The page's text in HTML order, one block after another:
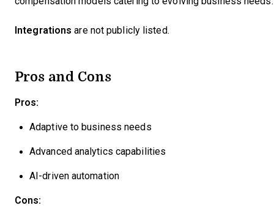
Integrationsare not publicly listed.
Pros and Cons
Pros:
Adaptive to business needs
Advanced analytics capabilities
AI-driven automation
Cons: